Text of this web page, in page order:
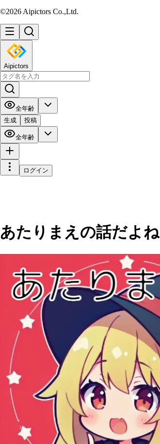
©2026 Aipictors Co.,Ltd.
Aipictors
全年齢
生成
投稿
全年齢
ログイン
あたりまえの話だよね